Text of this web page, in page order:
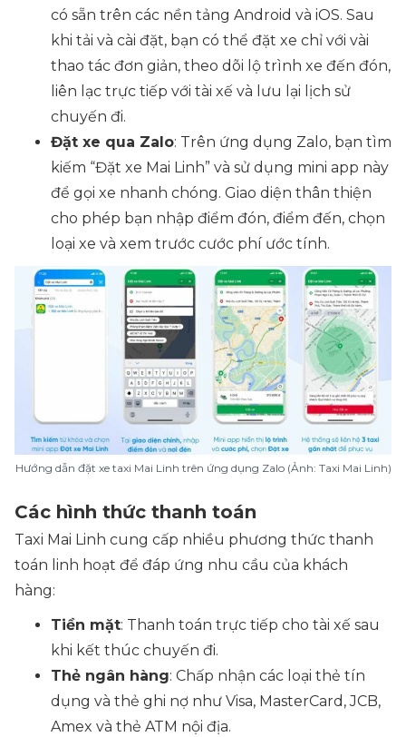
có sẵn trên các nền tảng Android và iOS. Sau
khi tải và cài đặt, bạn có thể đặt xe chỉ với vài
thao tác đơn giản, theo dõi lộ trình xe đến đón,
liên lạc trực tiếp với tài xế và lưu lại lịch sử
chuyến đi.
Đặt xe qua Zalo: Trên ứng dụng Zalo, bạn tìm
kiếm “Đặt xe Mai Linh” và sử dụng mini app này
để gọi xe nhanh chóng. Giao diện thân thiện
cho phép bạn nhập điểm đón, điểm đến, chọn
loại xe và xem trước cước phí ước tính.
Hướng dẫn đặt xe taxi Mai Linh trên ứng dụng Zalo (Ảnh: Taxi Mai Linh)
Các hình thức thanh toán
Taxi Mai Linh cung cấp nhiều phương thức thanh
toán linh hoạt để đáp ứng nhu cầu của khách
hàng:
Tiền mặt: Thanh toán trực tiếp cho tài xế sau
khi kết thúc chuyến đi.
Thẻ ngân hàng: Chấp nhận các loại thẻ tín
dụng và thẻ ghi nợ như Visa, MasterCard, JCB,
Amex và thẻ ATM nội địa.